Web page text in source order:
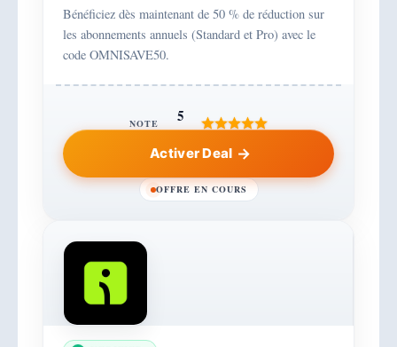
Bénéficiez dès maintenant de 50 % de réduction sur
les abonnements annuels (Standard et Pro) avec le
code OMNISAVE50.
NOTE 5
Activer Deal
OFFRE EN COURS